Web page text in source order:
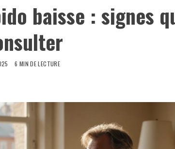
baisse : signes
6 MIN DE LECTURE